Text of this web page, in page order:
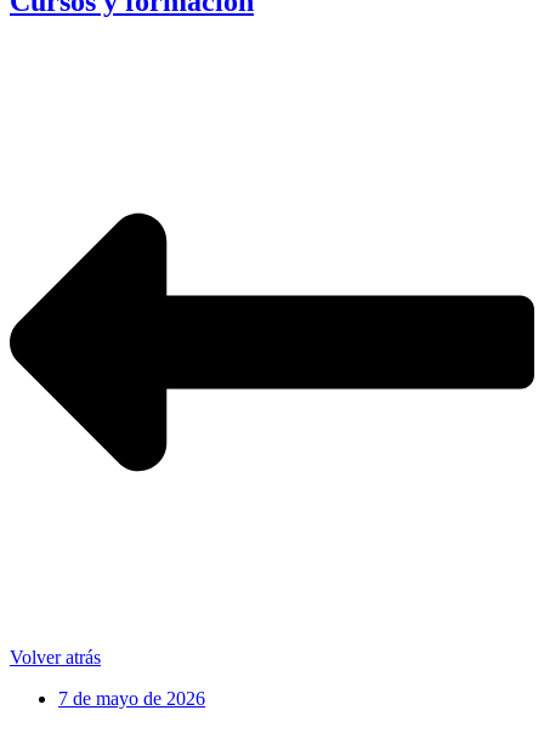
Volver atrás
7 de mayo de 2026